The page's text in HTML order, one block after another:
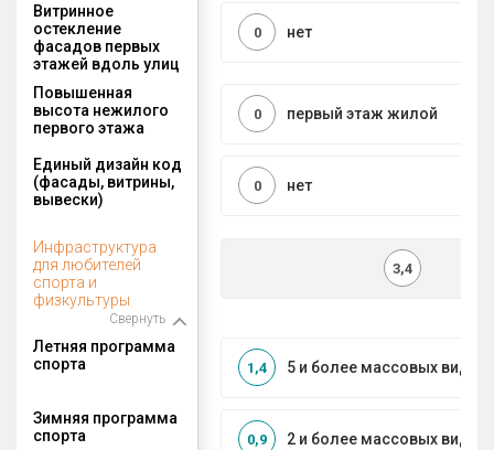
Витринное
остекление
фасадов первых
этажей вдоль улиц
нет
0
Повышенная
высота нежилого
первого этажа
первый этаж жилой
0
Единый дизайн код
(фасады, витрины,
вывески)
нет
0
Инфраструктура
для любителей
спорта и
физкультуры
Свернуть
3,4
Летняя программа
спорта
5 и более массовых видов
1,4
Зимняя программа
спорта
2 и более массовых видов
0,9